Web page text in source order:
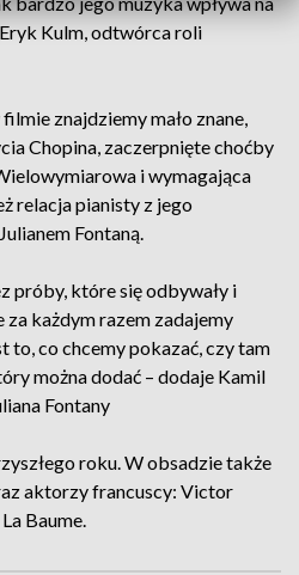
Kulm, odtwórca roli
znajdziemy mało znane,
Chopina, zaczerpnięte choćby
i wymagająca
relacja pianisty z jego
Fontaną.
próby, które się odbywały i
za każdym razem zadajemy
to, co chcemy pokazać, czy tam
można dodać – dodaje Kamil
Fontany
roku. W obsadzie także
aktorzy francuscy: Victor
Baume.